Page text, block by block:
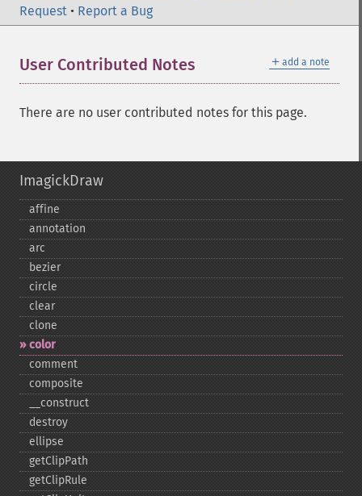
Request • Report a Bug
＋ add a note
User Contributed Notes
There are no user contributed notes for this page.
ImagickDraw
affine
annotation
arc
bezier
circle
clear
clone
color
comment
composite
_​_​construct
destroy
ellipse
getClipPath
getClipRule